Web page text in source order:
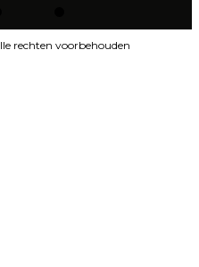
rechten voorbehouden